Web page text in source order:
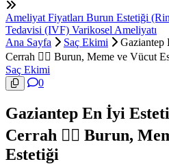
Ameliyat Fiyatları Burun Estetiği
Tedavisi (IVF) Varikosel Ameliyatı
Ana Sayfa
Saç Ekimi
Gaziantep
Cerrah 👩‍⚕️ Burun, Meme ve Vücut
Saç Ekimi
0
Gaziantep En İyi
Cerrah 👩‍⚕️ Burun,
Estetiği